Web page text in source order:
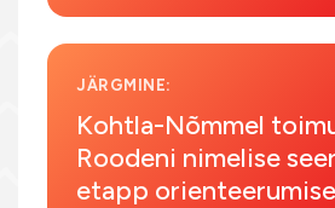
JÄRGMINE:
Kohtla-Nõmmel
Roodeni nimelise
etapp